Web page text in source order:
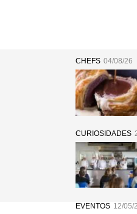
CHEFS 04/08/26
CURIOSIDADES
EVENTOS 12/05/